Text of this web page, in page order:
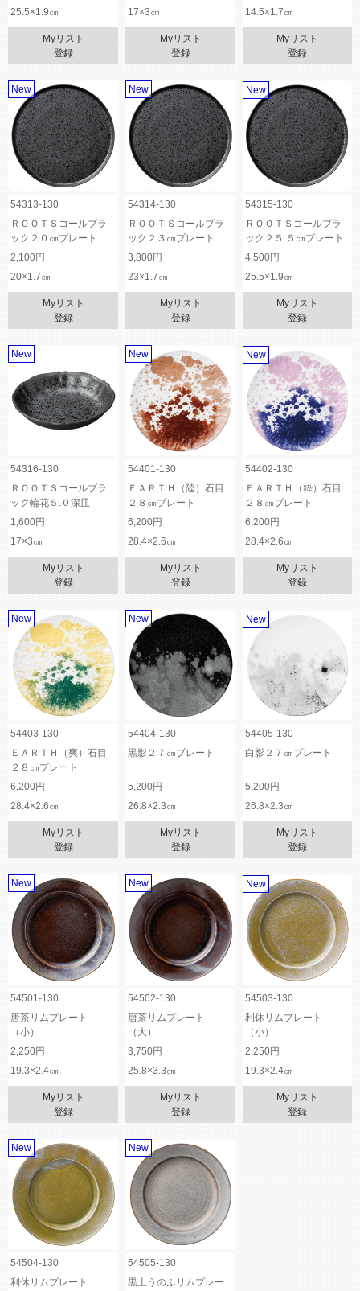
25.5×1.9㎝
17×3㎝ 14.5×1.7㎝
Myリスト
登録
Myリスト
登録
Myリスト
登録
New New New
54313-130 54314-130
54315-130
ＲＯＯＴＳコールブラ
ック２０㎝プレート
ＲＯＯＴＳコールブラ
ック２３㎝プレート
ＲＯＯＴＳコールブラ
ック２５.５㎝プレート
2,100円
3,800円
4,500円
20×1.7㎝
23×1.7㎝ 25.5×1.9㎝
Myリスト
登録
Myリスト
登録
Myリスト
登録
New New New
54316-130 54401-130
54402-130
ＲＯＯＴＳコールブラ
ック輪花５.０深皿
ＥＡＲＴＨ（陸）石目
２８㎝プレート
ＥＡＲＴＨ（粋）石目
２８㎝プレート
1,600円
6,200円
6,200円
17×3㎝
28.4×2.6㎝ 28.4×2.6㎝
Myリスト
登録
Myリスト
登録
Myリスト
登録
New New New
54403-130 54404-130
54405-130
ＥＡＲＴＨ（爽）石目
２８㎝プレート
黒影２７㎝プレート 白影２７㎝プレート
6,200円 5,200円
5,200円
28.4×2.6㎝
26.8×2.3㎝ 26.8×2.3㎝
Myリスト
登録
Myリスト
登録
Myリスト
登録
New New New
54501-130 54502-130
54503-130
唐茶リムプレート
（小）
唐茶リムプレート
（大）
利休リムプレート
（小）
2,250円
3,750円
2,250円
19.3×2.4㎝
25.8×3.3㎝ 19.3×2.4㎝
Myリスト
登録
Myリスト
登録
Myリスト
登録
New New
54504-130
54505-130
利休リムプレート
黒土うのふリムプレー